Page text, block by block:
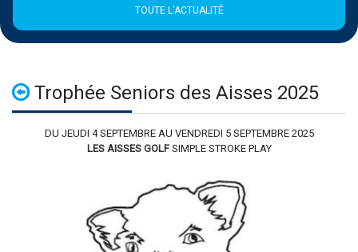
TOUTE L'ACTUALITÉ
Trophée Seniors des Aisses 2025
DU JEUDI 4 SEPTEMBRE AU VENDREDI 5 SEPTEMBRE 2025
LES AISSES GOLF SIMPLE STROKE PLAY